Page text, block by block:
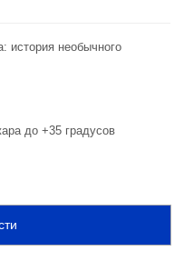
история необычного
до +35 градусов